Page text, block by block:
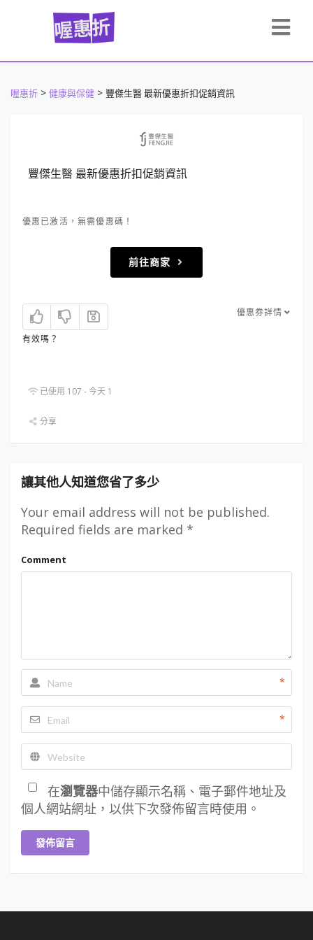
喔惠折 > 健康與保健 > 豐傑生醫 最新優惠折扣促銷資訊
豐傑生醫 最新優惠折扣促銷資訊
優惠已激活，無需優惠碼！
前往商家
有效嗎？
優惠券詳情
已使用 107 - 今天 1
分享
讓其他人知道您省了多少
Your email address will not be published.
Required fields are marked *
Comment
*
*
在瀏覽器中儲存顯示名稱、電子郵件地址及
個人網站網址，以供下次發佈留言時使用。
發佈留言